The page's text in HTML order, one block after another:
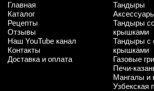
Главная
Каталог
Рецепты
Отзывы
Наш YouTube канал
Контакты
Доставка и оплата
Тандыры
Тандыры
крышками
Тандыры с
крышками
Газовые
Печи-
Мангалы и
Узбекская